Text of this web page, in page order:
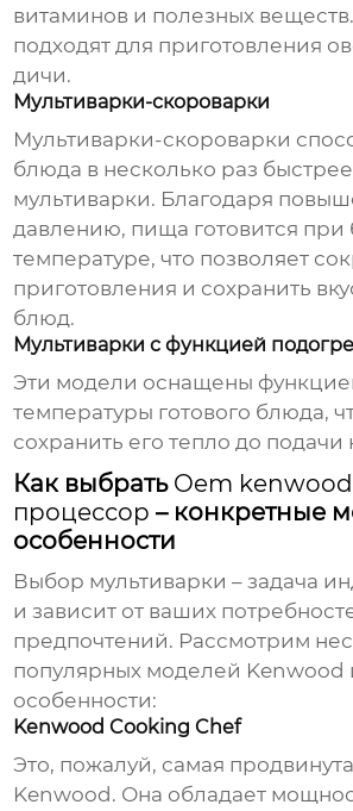
витаминов и полезных
подходят для приготовления
дичи.
Мультиварки-скороварки
Мультиварки-скороварки
блюда в несколько раз
мультиварки. Благодаря
давлению, пища готовится при
температуре, что позволяет
приготовления и сохранить
блюд.
Мультиварки с функцией
Эти модели оснащены
температуры готового блюда,
сохранить его тепло до подачи
Как выбрать Oem
процессор – конкретные
особенности
Выбор мультиварки – задача
и зависит от ваших
предпочтений. Рассмотрим
популярных моделей Kenwood
особенности:
Kenwood Cooking Chef
Это, пожалуй, самая
Kenwood. Она обладает